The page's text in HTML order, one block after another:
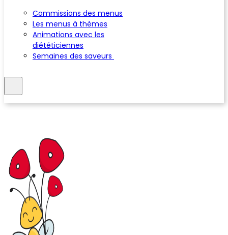
Commissions des menus
Les menus à thèmes
Animations avec les
diététiciennes
Semaines des saveurs